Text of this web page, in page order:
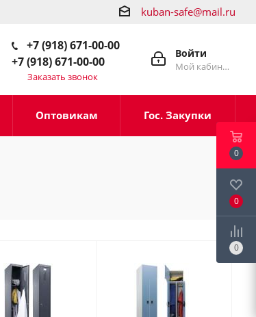
kuban-safe@mail.ru
Войти
Мой кабинет
+7 (918) 671-00-00
+7 (918) 671-00-00
Заказать звонок
Оптовикам Гос. Закупки
0
0
0